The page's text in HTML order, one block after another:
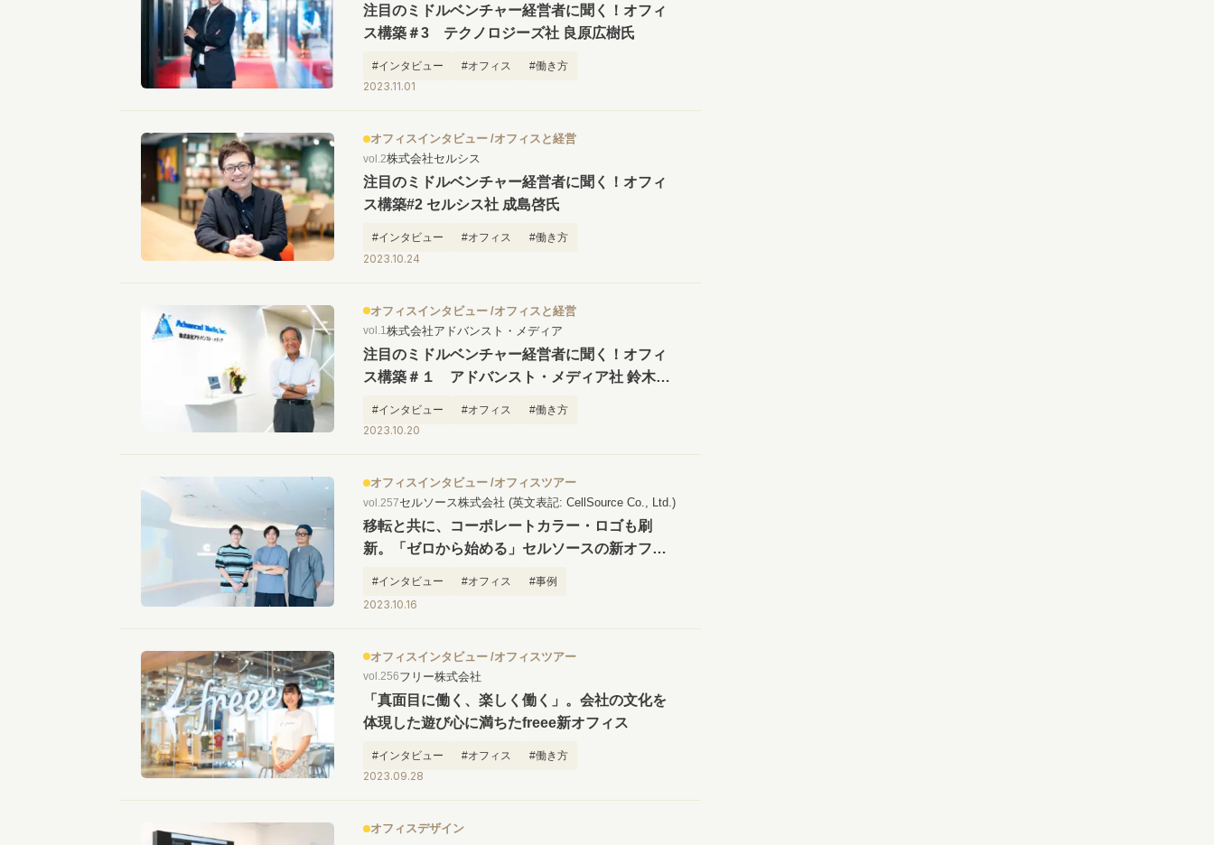
注目のミドルベンチャー経営者に聞く！オフィ
ス構築＃3 テクノロジーズ社 良原広樹氏
#インタビュー #オフィス #働き方
2023.11.01
オフィスインタビュー オフィスと経営
vol.2株式会社セルシス
注目のミドルベンチャー経営者に聞く！オフィ
ス構築#2 セルシス社 成島啓氏
#インタビュー #オフィス #働き方
2023.10.24
オフィスインタビュー オフィスと経営
vol.1株式会社アドバンスト・メディア
注目のミドルベンチャー経営者に聞く！オフィ
ス構築＃１ アドバンスト・メディア社 鈴木清
#インタビュー #オフィス #働き方
2023.10.20
オフィスインタビュー オフィスツアー
vol.257セルソース株式会社 (英文表記: CellSource Co., Ltd.)
移転と共に、コーポレートカラー・ロゴも刷
新。「ゼロから始める」セルソースの新オフィ
#インタビュー #オフィス #事例
2023.10.16
オフィスインタビュー オフィスツアー
vol.256フリー株式会社
「真面目に働く、楽しく働く」。会社の文化を
体現した遊び心に満ちたfreee新オフィス
#インタビュー #オフィス #働き方
2023.09.28
オフィスデザイン